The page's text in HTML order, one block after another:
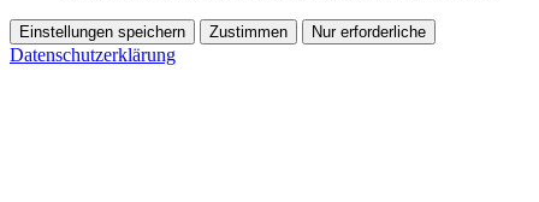
Einstellungen speichern Zustimmen Nur erforderliche
Datenschutzerklärung